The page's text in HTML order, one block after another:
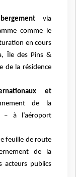
via
comme le
en cours
Île des Pins &
de la résidence
et
de la
– à l’aéroport
feuille de route
de la
acteurs publics